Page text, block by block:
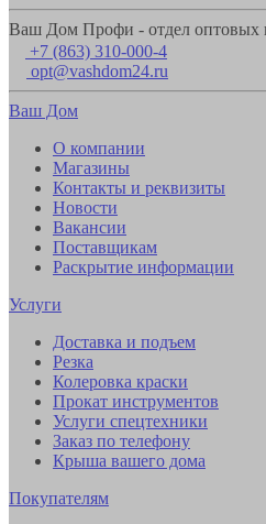
Ваш Дом Профи - отдел оптовых
+7 (863) 310-000-4
opt@vashdom24.ru
Ваш Дом
О компании
Магазины
Контакты и реквизиты
Новости
Вакансии
Поставщикам
Раскрытие информации
Услуги
Доставка и подъем
Резка
Колеровка краски
Прокат инструментов
Услуги спецтехники
Заказ по телефону
Крыша вашего дома
Покупателям